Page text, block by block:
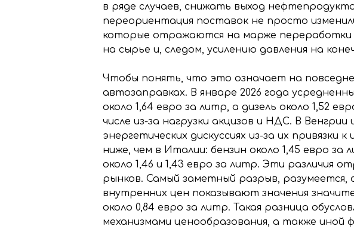
в ряде случаев, снижать выход
переориентация поставок не просто
которые отражаются на марже переработки
на сырье и, следом, усилению давления на
Чтобы понять, что это означает на
автозаправках. В январе 2026 года
около 1,64 евро за литр, а дизель около 1,52
числе из-за нагрузки акцизов и НДС. В
энергетических дискуссиях из-за их
ниже, чем в Италии: бензин около 1,45 евро
около 1,46 и 1,43 евро за литр. Эти различия
рынков. Самый заметный разрыв, разумеется,
внутренних цен показывают значения
около 0,84 евро за литр. Такая разница
механизмами ценообразования, а также иной